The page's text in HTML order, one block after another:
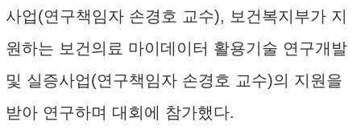
사업(연구책임자 손경호 교수), 보건복지부가 지
원하는 보건의료 마이데이터 활용기술 연구개발
및 실증사업(연구책임자 손경호 교수)의 지원을
받아 연구하며 대회에 참가했다.